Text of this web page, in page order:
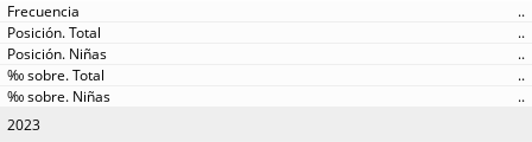
..
..
..
..
..
2023